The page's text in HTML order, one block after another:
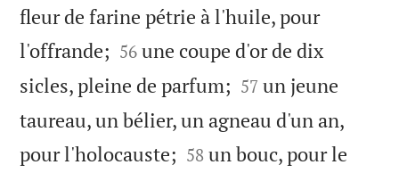
fleur de farine pétrie à l'huile, pour
l'offrande; 

56 une coupe d'or de dix
sicles, pleine de parfum; 

57 un jeune
taureau, un bélier, un agneau d'un an,
pour l'holocauste; 

58 un bouc, pour le